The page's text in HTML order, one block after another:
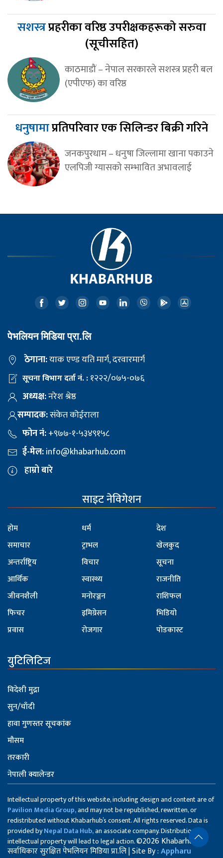
सशस्त्रप्रहरीका वरिष्ठ उपरीक्षकहरूको सरुवा
(सूचीसहित)
काठमाडौं – नेपाल सरकारले सशस्त्र प्रहरी बल
(एपीएफ) का वरिष्ठ
धनुषामाप्रतिपरिवार एक सिलिन्डर बिक्री गरिने
जनकपुरधाम – धनुषा जिल्लामा खाना पकाउने
एलपिजी ग्यासको सम्भावित अभावलाई
पेभलियन मिडिया प्रा.लि
ठेगाना:याक एण्ड यति मार्ग, दरवारमार्ग
सूचना विभाग दर्ता नं. :१२२२/०७५-०७६
अध्यक्ष:नरेश श्रेष्ठ
सम्पादक:संकेत कोईराला
फोन नं:+९७७-१-५३४९१५८
ई-मेल:info@khabarhub.com
हाम्रो बारे
साइट नेविगेशन
होम
समाचार
अन्तर्राष्ट्रिय
आर्थिक
जीवनशैली
फिचर
प्रवास
धर्म
ट्राभल
विचार
स्वास्थ्य
मनोरञ्जन
इमिग्रेसन
रोजगार
देश
खेलकुद
सूचना
राजनीति
राशिफल
भिडियो
पोडकास्ट
युटिलिटिज
विदेशी मुद्रा
सुन/चाँदी
हावा गुणस्तर सूचकांक
मौसम
तरकारी
नेपाली क्यालेन्डर
Intellectual property of this website, including design and content are of
Pavilion Media Group,and may not be republished, rewritten, or
redistributed without Khabarhub’s consent. All rights reserved. Data is
provided byNepal Data Hub,an associate company. Distribution of
intellectual property will lead to legal action.©2026 Khabarhub
सर्वाधिकार सुरक्षित पेभलियन मिडिया प्रा.लि | Site By :Appharu